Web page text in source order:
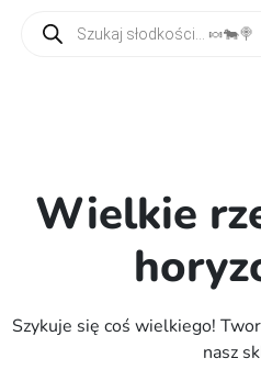
Wielkie
Szykuje się coś wielkiego!
nasz